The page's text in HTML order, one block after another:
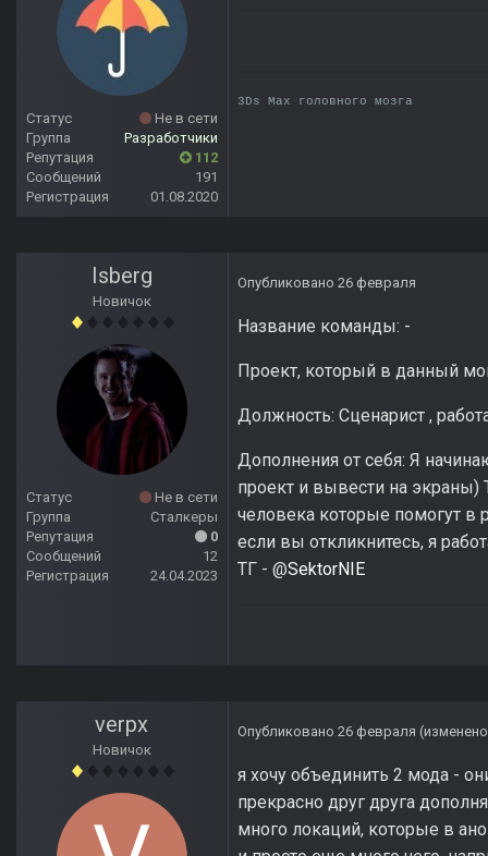
Статус
Не в сети
Группа
Разработчики
Репутация
112
Сообщений
191
Регистрация
01.08.2020
3Ds Max головного мозга
Isberg
Новичок
Статус
Не в сети
Группа
Сталкеры
Репутация
0
Сообщений
12
Регистрация
24.04.2023
Опубликовано 26 февраля
Название команды: -
Проект, который в данный
Должность: Сценарист ,
Дополнения от себя: Я
проект и вывести на экраны)
человека которые помогут в
если вы откликнитесь, я
ТГ - @SektorNIE
verpx
Новичок
Опубликовано 26 февраля
я хочу объединить 2 мода -
прекрасно друг друга
много локаций, которые в